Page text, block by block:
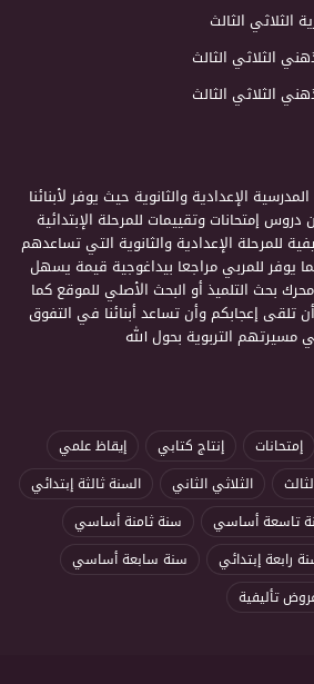
الثلاثي الثالث
الثلاثي الثالث
الثلاثي الثالث
الإعدادية والثانوية حيث يوفر لأبنائنا
دروس إمتحانات وتقييمات للمرحلة الإبتدائية
للمرحلة الإعدادية والثانوية التي تساعدهم
يوفر للمربي مراجعا بيداغوجية قيمة يسهل
بحث التلميذ أو البحث الأصلي للموقع كما
تلقى إعجابكم وأن تساعد أبنائنا في التفوق
مسيرتهم التربوية بحول الله
إمتحانات إنتاج كتابي
إيقاظ علمي
الثلاثي الثاني
السنة ثالثة إبتدائي
تاسعة أساسي
سنة ثامنة أساسي
رابعة إبتدائي
سنة سابعة أساسي
تأليفية